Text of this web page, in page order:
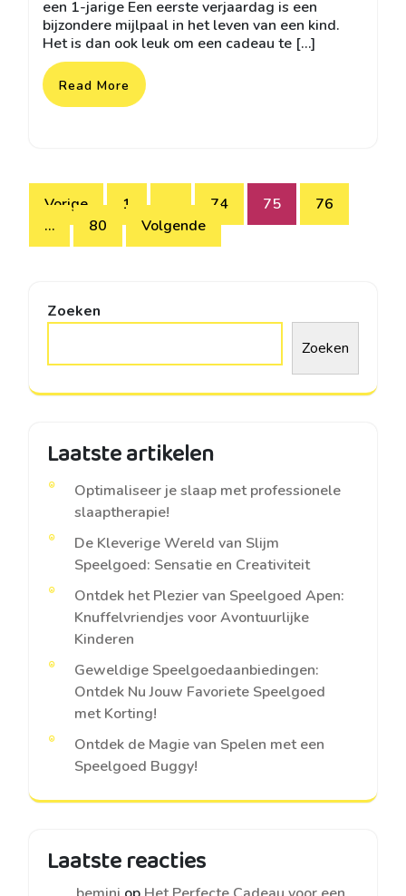
een 1-jarige Een eerste verjaardag is een
bijzondere mijlpaal in het leven van een kind.
Het is dan ook leuk om een cadeau te […]
Read More
Berichtnavigatie
Vorige 1 74 75
76
…
80 Volgende
Zoeken
Zoeken
Laatste artikelen
Optimaliseer je slaap met professionele
slaaptherapie!
De Kleverige Wereld van Slijm
Speelgoed: Sensatie en Creativiteit
Ontdek het Plezier van Speelgoed Apen:
Knuffelvriendjes voor Avontuurlijke
Kinderen
Geweldige Speelgoedaanbiedingen:
Ontdek Nu Jouw Favoriete Speelgoed
met Korting!
Ontdek de Magie van Spelen met een
Speelgoed Buggy!
Laatste reacties